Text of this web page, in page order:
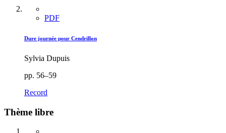
PDF
Dure journée pour Cendrillon
Sylvia Dupuis
pp. 56–59
Record
Thème libre